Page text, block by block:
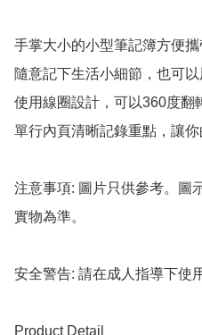
手掌大小的小型筆記簿方便攜
隨意記下生活小細節，也可以
使用線圈設計，可以360度翻
單行內頁清晰記錄重點，讓你
注意事項: 圖片只供參考。圖
實物為準。
安全警告: 請在成人指導下使用
Product Detail